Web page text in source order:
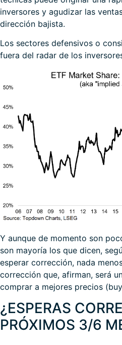
inversores y agudizar las
dirección bajista.
Los sectores defensivos o
fuera del radar de los
Y aunque de momento son
son mayoría los que dicen,
esperar corrección, nada
corrección que, afirman, será
comprar a mejores precios
¿ESPERAS
PRÓXIMOS 3/6